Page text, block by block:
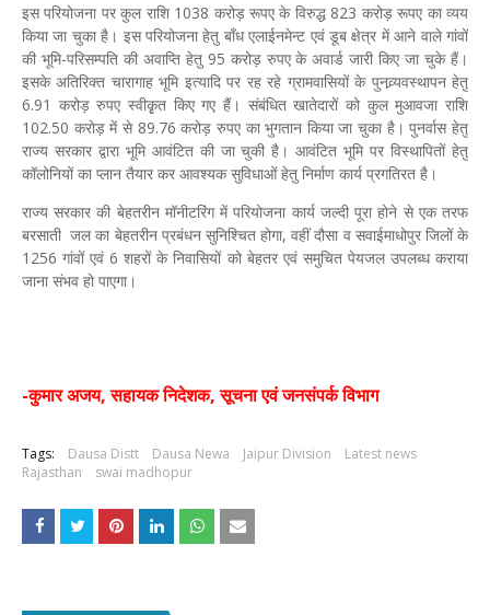
इस परियोजना पर कुल राशि 1038 करोड़ रूपए के विरुद्ध 823 करोड़ रूपए का व्यय
किया जा चुका है। इस परियोजना हेतु बाँध एलाईनमेन्ट एवं डूब क्षेत्र में आने वाले गांवों
की भूमि-परिसम्पति की अवाप्ति हेतु 95 करोड़ रुपए के अवार्ड जारी किए जा चुके हैं।
इसके अतिरिक्त चारागाह भूमि इत्यादि पर रह रहे ग्रामवासियों के पुनव्र्यवस्थापन हेतु
6.91 करोड़ रुपए स्वीकृृत किए गए हैं। संबंधित खातेदारों को कुल मुआवजा राशि
102.50 करोड़ में से 89.76 करोड़ रुपए का भुगतान किया जा चुका है। पुनर्वास हेतु
राज्य सरकार द्वारा भूमि आवंटित की जा चुकी है। आवंटित भूमि पर विस्थापितों हेतु
कॉलोनियों का प्लान तैयार कर आवश्यक सुविधाओं हेतु निर्माण कार्य प्रगतिरत है।
राज्य सरकार की बेहतरीन मॉनीटरिंग में परियोजना कार्य जल्दी पूरा होने से एक तरफ
बरसाती जल का बेहतरीन प्रबंधन सुनिश्चित होगा, वहीं दौसा व सवाईमाधोपुर जिलों के
1256 गांवों एवं 6 शहरों के निवासियों को बेहतर एवं समुचित पेयजल उपलब्ध कराया
जाना संभव हो पाएगा।
-कुमार अजय, सहायक निदेशक, सूचना एवं जनसंपर्क विभाग
Tags: Dausa Distt Dausa Newa Jaipur Division
Latest news
Rajasthan
swai madhopur